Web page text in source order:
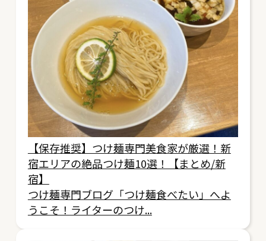
【保存推奨】つけ麺専門美食家が厳選！新
宿エリアの絶品つけ麺10選！【まとめ/新
宿】
つけ麺専門ブログ「つけ麺食べたい」へよ
うこそ！ライターのつけ...